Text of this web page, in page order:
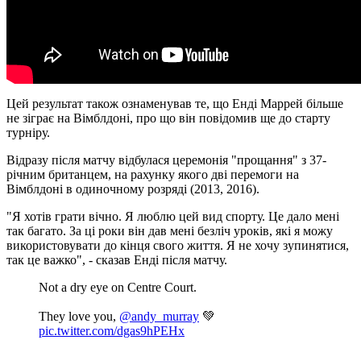
Цей результат також ознаменував те, що Енді Маррей більше
не зіграє на Вімблдоні, про що він повідомив ще до старту
турніру.
Відразу після матчу відбулася церемонія "прощання" з 37-
річним британцем, на рахунку якого дві перемоги на
Вімблдоні в одиночному розряді (2013, 2016).
"Я хотів грати вічно. Я люблю цей вид спорту. Це дало мені
так багато. За ці роки він дав мені безліч уроків, які я можу
використовувати до кінця свого життя. Я не хочу зупинятися,
так це важко", - сказав Енді після матчу.
Not a dry eye on Centre Court.
They love you, @andy_murray 💚
pic.twitter.com/dgas9hPEHx